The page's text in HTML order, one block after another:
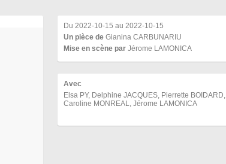
Du 2022-10-15 au 2022-10-15
Un pièce de Gianina CARBUNARIU
Mise en scène par Jérome LAMONICA
Avec
Elsa PY, Delphine JACQUES, Pierrette BOIDARD,
Caroline MONREAL, Jérome LAMONICA